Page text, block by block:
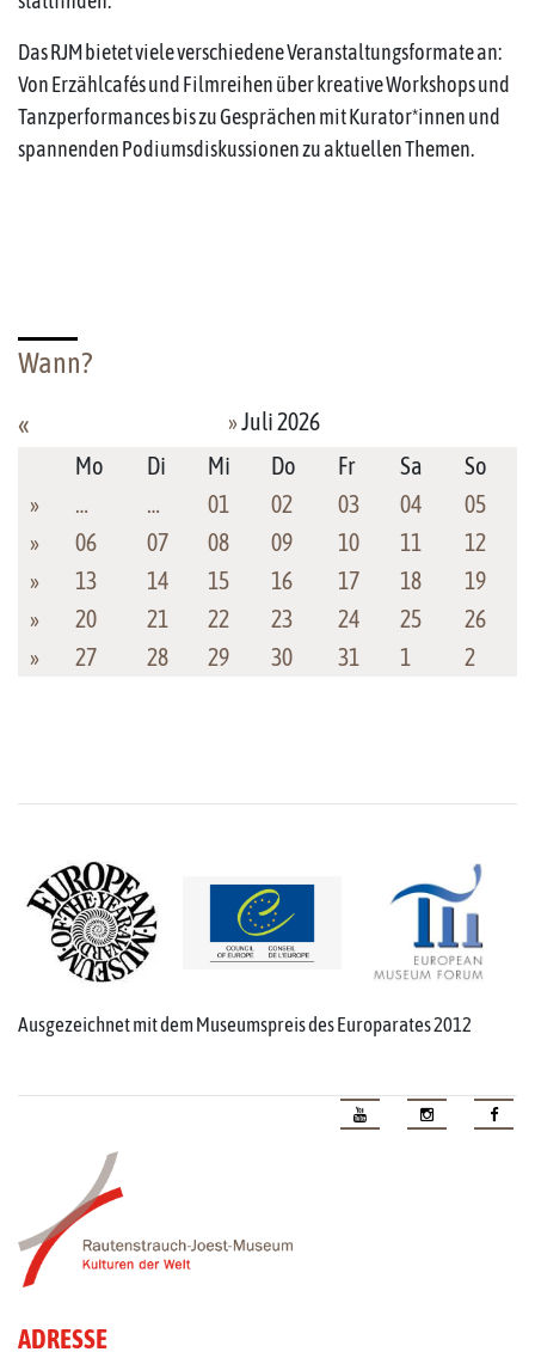
Das RJM bietet viele verschiedene Veranstaltungsformate an:
Von Erzählcafés und Filmreihen über kreative Workshops und
Tanzperformances bis zu Gesprächen mit Kurator*innen und
spannenden Podiumsdiskussionen zu aktuellen Themen.
Wann?
»
«
Juli 2026
Mo
Di Mi Do Fr Sa
So
»
… … 01 02 03 04
05
»
06 07 08 09 10 11
12
»
13 14 15 16 17 18
19
»
20 21 22 23 24 25
26
»
27 28 29 30 31 1 2
Ausgezeichnet mit dem Museumspreis des Europarates 2012
ADRESSE